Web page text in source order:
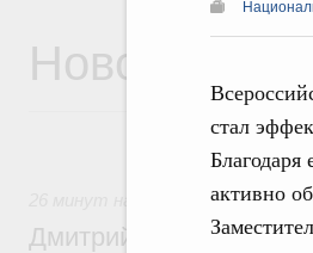
стал
активно
Новости
Отрасль
Дмитрий Чернышенко